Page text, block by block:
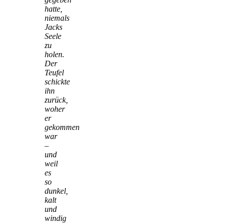
hatte,
niemals
Jacks
Seele
zu
holen.
Der
Teufel
schickte
ihn
zurück,
woher
er
gekommen
war
–
und
weil
es
so
dunkel,
kalt
und
windig